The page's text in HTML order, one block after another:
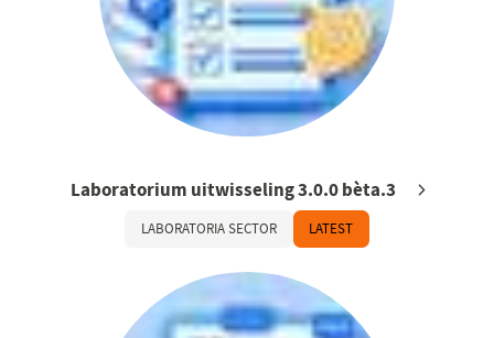
Laboratorium uitwisseling 3.0.0 bèta.3
LABORATORIA SECTOR LATEST